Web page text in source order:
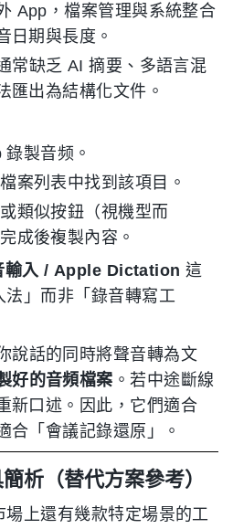
App，檔案管理與系統整合
日期與長度。
常缺乏 AI 摘要、多語言混
匯出為結構化文件。
製音频。
案列表中找到該項目。
類似按鈕（視機型而
成後複製內容。
入 / Apple Dictation 這
」而非「錄音轉寫工
說話的同時將聲音轉為文
好的音頻檔案 。若中途斷線
新口述。因此，它們適合
合「會議記錄還原」。
析（替代方案參考）
場上還有幾款特定場景的工